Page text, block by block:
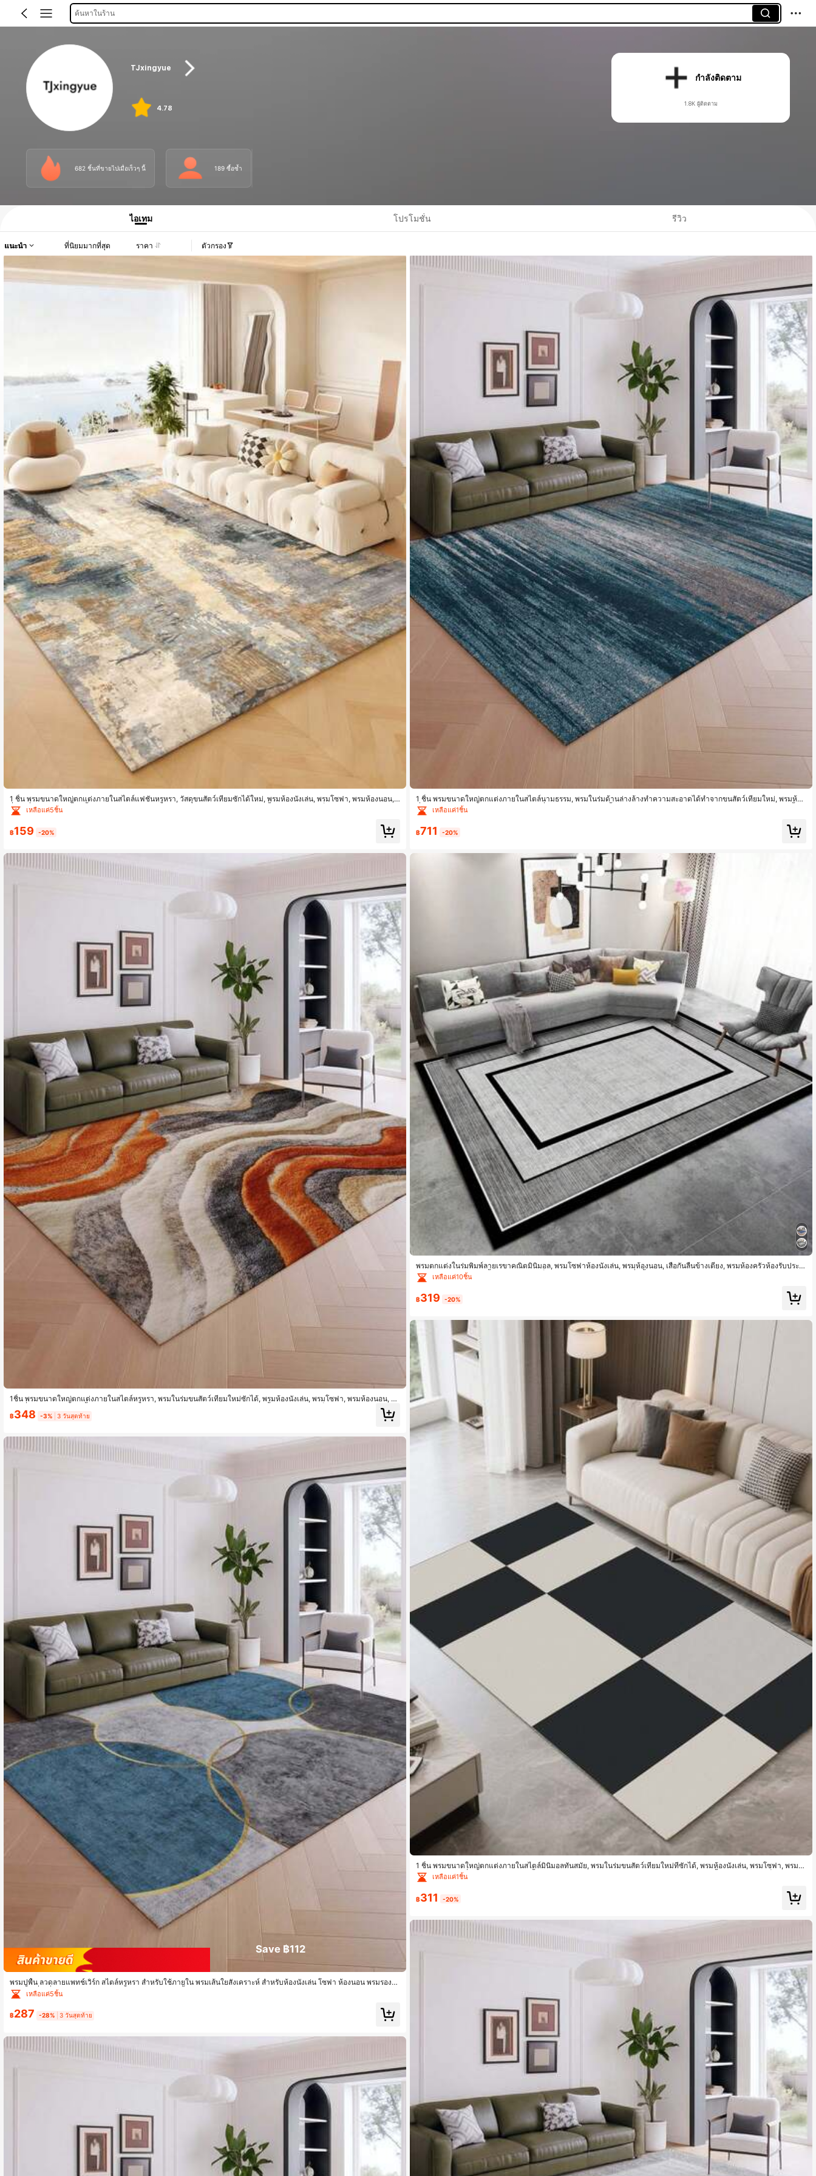
ค้นหาในร้าน
TJxingyue
4.78
กำลังติดตาม
1.8K ผู้ติดตาม
682 ชิ้นที่ขายไปเมื่อเร็วๆ นี้ 189 ซื้อซ้ำ
ไอเทม โปรโมชั่น รีวิว
แนะนำ ที่นิยมมากที่สุด ราคา ตัวกรอง
1 ชิ้น พรมขนาดใหญ่ตกแต่งภายในสไตล์แฟชั่นหรูหรา, วัสดุขนสัตว์เทียมซักได้ใหม่, พรมห้องนั่งเล่น, พรมโซฟา, พรมห้องนอน, เ
สื่อกันลื่นข้างเตียง, เสื่อปูพื้นห้อง, พรมห้องครัวสำหรับรับประทานอาหาร, แผ่นรองเก้าอี้สำนักงาน, พรมเช็ดเท้าทางเข้า, ผ้าห่มปิก
นิกกลางแจ้ง, เสื่อตั้งแคมป์
เหลือแค่5ชิ้น
฿159 -20%
1ชิ้น พรมขนาดใหญ่ตกแต่งภายในสไตล์หรูหรา, พรมในร่มขนสัตว์เทียมใหม่ซักได้, พรมห้องนั่งเล่น, พรมโซฟา, พรมห้องนอน, แผ่
นกันลื่นข้างเตียง, แผ่นปูพื้นห้อง, พรมห้องครัวสำหรับรับประทานอาหาร, แผ่นรองเก้าอี้สำนักงาน, พรมเช็ดเท้าทางเข้า, ผ้าห่มปิก
นิกกลางแจ้ง, เสื่อตั้งแคมป์กลางแจ้ง
฿348 -3% 3 วันสุดท้าย
Save ฿112
พรมปูพื้น ลวดลายแพทช์เวิร์ก สไตล์หรูหรา สำหรับใช้ภายใน พรมเส้นใยสังเคราะห์ สำหรับห้องนั่งเล่น โซฟา ห้องนอน พรมรองข้
างเตียง ที่ไม่ลื่น ห้องรับประทานอาหาร ครัว แผ่นรองเก้าอี้สำนักงาน พรมทางเข้า ปิคนิคกลางแจ้ง แผ่นรองนอนแคมป์
เหลือแค่5ชิ้น
฿287 -28% 3 วันสุดท้าย
1 ชิ้น พรมขนาดใหญ่ตกแต่งภายในสไตล์นามธรรม, พรมในร่มด้านล่างล้างทำความสะอาดได้ทำจากขนสัตว์เทียมใหม่, พรมห้อง
นั่งเล่น, พรมโซฟา, พรมห้องนอน, แผ่นกันลื่นข้างเตียง, แผ่นรองพื้นห้อง, พรมห้องครัวสำหรับรับประทานอาหาร, แผ่นรองเก้าอี้สำ
นักงาน, พรมเช็ดเท้าทางเข้า, ผ้าห่มปิกนิกกลางแจ้ง, เสื่อตั้งแคมป์กลางแจ้ง
เหลือแค่1ชิ้น
฿711 -20%
พรมตกแต่งในร่มพิมพ์ลายเรขาคณิตมินิมอล, พรมโซฟาห้องนั่งเล่น, พรมห้องนอน, เสื่อกันลื่นข้างเตียง, พรมห้องครัวห้องรับประท
านอาหาร, แผ่นรองเก้าอี้สำนักงาน, พรมเช็ดเท้าทางเข้า, ผ้าห่มปิกนิก, เสื่อตั้งแคมป์กลางแจ้ง
เหลือแค่10ชิ้น
฿319 -20%
1 ชิ้น พรมขนาดใหญ่ตกแต่งภายในสไตล์มินิมอลทันสมัย, พรมในร่มขนสัตว์เทียมใหม่ที่ซักได้, พรมห้องนั่งเล่น, พรมโซฟา, พรมห้
องนอน, แผ่นกันลื่นข้างเตียง, แผ่นรองพื้นห้อง, พรมห้องครัวสำหรับรับประทานอาหาร, แผ่นรองเก้าอี้สำนักงาน, พรมเช็ดเท้าทางเ
ข้า, ผ้าห่มปิกนิกกลางแจ้ง, เสื่อตั้งแคมป์กลางแจ้ง
เหลือแค่1ชิ้น
฿311 -20%